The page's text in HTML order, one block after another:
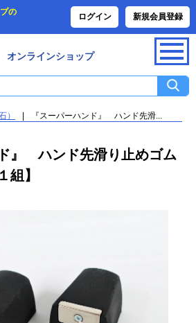
の
ログイン 新規会員登録
オンラインショップ
） | 『スーパーハンド』 ハンド先滑...
』 ハンド先滑り止めゴム
組】